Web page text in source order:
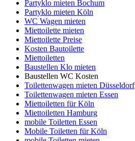
Partyklo mieten Bochum
Partyklo mieten Köln
WC Wagen mieten
Miettoilette mieten
Miettoilette Preise
Kosten Bautoilette
Miettoiletten
Baustellen Klo mieten
Baustellen WC Kosten
Toilettenwagen mieten Düsseldorf
Toilettenwagen mieten Essen
Miettoiletten für Köln
Miettoiletten Hamburg
mobile Toiletten Essen
Mobile Toiletten für Köln